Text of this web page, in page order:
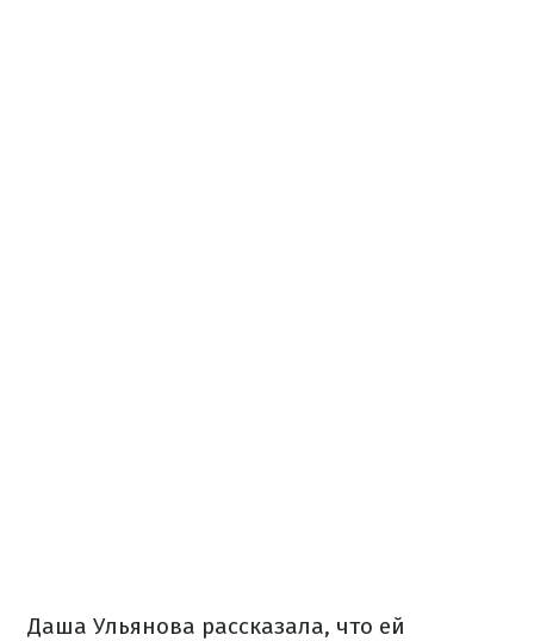
Даша Ульянова рассказала, что ей